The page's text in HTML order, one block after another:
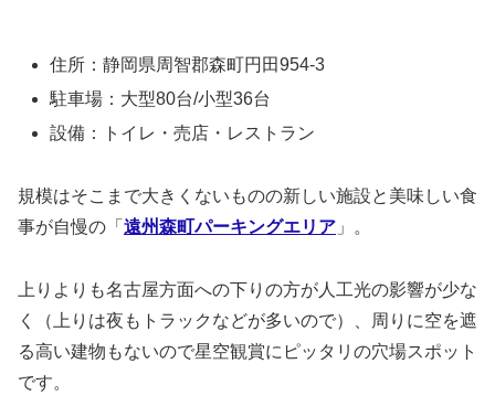
住所：静岡県周智郡森町円田954-3
駐車場：大型80台/小型36台
設備：トイレ・売店・レストラン
規模はそこまで大きくないものの新しい施設と美味しい食
事が自慢の「 遠州森町パーキングエリア 」。
上りよりも名古屋方面への下りの方が人工光の影響が少な
く（上りは夜もトラックなどが多いので）、周りに空を遮
る高い建物もないので星空観賞にピッタリの穴場スポット
です。